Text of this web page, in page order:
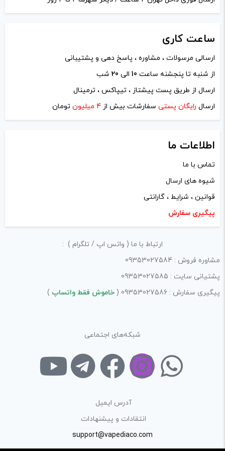
ساعت کاری
ارسالی مرسولات ، مشاوره ، پاسخ دهی و پشتیبانی
از شنبه تا پنجشنه ساعت 10 الی 20 شب
ارسال از طریق پست پیشتاز ، تیپاکس ، ترمینال
ارسال رایگان پستی سفارشات بیش از 4 میلیون تومان
اطلاعات ما
تماس با ما
شیوه های ارسال
قوانین ، شرایط ، گارانتی
پیگیری سفارش
ارتباط با ما ( واتس اپ / تلگرام ) :
مشاوره فروش : 09353027584
پشتیانی سایت : 09353027585
پیگیری سفارش : 09353027586 (
خاموش فقط واتساپ )
شبکه‌های اجتماعی
آدرس ایمیل
انتقادات و پیشنهادات
support@vapediaco.com